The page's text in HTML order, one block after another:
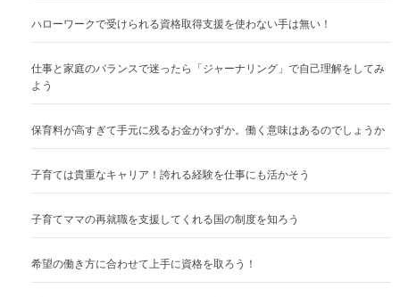
ハローワークで受けられる資格取得支援を使わない手は無い！
仕事と家庭のバランスで迷ったら「ジャーナリング」で自己理解をしてみ
よう
保育料が高すぎて手元に残るお金がわずか。働く意味はあるのでしょうか
子育ては貴重なキャリア！誇れる経験を仕事にも活かそう
子育てママの再就職を支援してくれる国の制度を知ろう
希望の働き方に合わせて上手に資格を取ろう！